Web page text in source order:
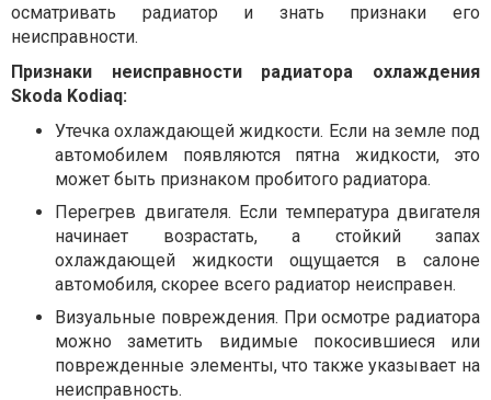
осматривать радиатор и знать признаки его
неисправности.
Признаки неисправности радиатора охлаждения
Skoda Kodiaq:
Утечка охлаждающей жидкости. Если на земле под
автомобилем появляются пятна жидкости, это
может быть признаком пробитого радиатора.
Перегрев двигателя. Если температура двигателя
начинает возрастать, а стойкий запах
охлаждающей жидкости ощущается в салоне
автомобиля, скорее всего радиатор неисправен.
Визуальные повреждения. При осмотре радиатора
можно заметить видимые покосившиеся или
поврежденные элементы, что также указывает на
неисправность.